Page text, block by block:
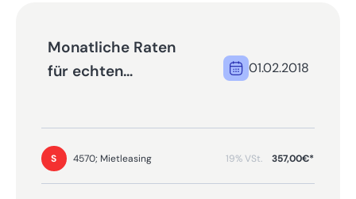
Monatliche Raten
für echten
01.02.2018
S 4570; Mietleasing 19% VSt. 357,00€*